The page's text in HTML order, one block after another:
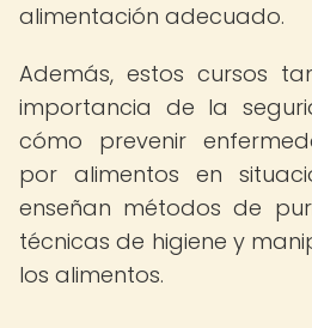
alimentación adecuado.
Además, estos cursos
importancia de la
cómo prevenir
por alimentos en
enseñan métodos de
técnicas de higiene y
los alimentos.